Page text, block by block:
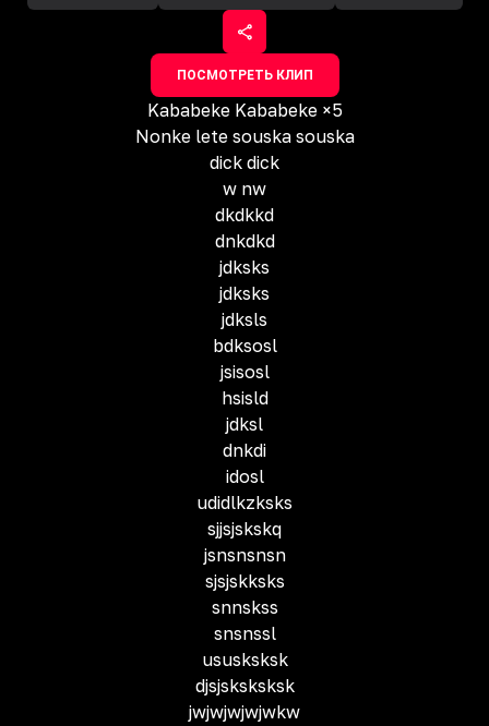
ПОСМОТРЕТЬ КЛИП
Kababeke Kababeke ×5
Nonke lete souska souska
dick dick
w nw
dkdkkd
dnkdkd
jdksks
jdksks
jdksls
bdksosl
jsisosl
hsisld
jdksl
dnkdi
idosl
udidlkzksks
sjjsjskskq
jsnsnsnsn
sjsjskksks
snnskss
snsnssl
ususksksk
djsjsksksksk
jwjwjwjwjwkw